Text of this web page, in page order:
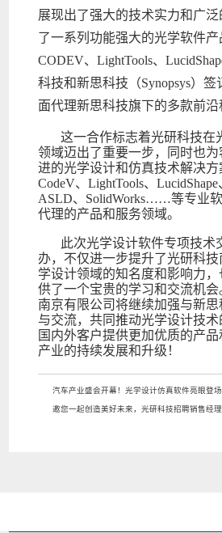
展现出了强大的技术实力和广
了一系列功能强大的光学软件
CODEV、LightTools、
科技和新思科技（Synopsys）
面代理新思科技旗下的多款前沿
这一合作标志着光研科技在
领域迈出了重要一步，同时也
进的光学设计和仿真技术解决
CodeV、LightTools、LucidShape
ASLD、SolidWorks……等专业
代理的产品和服务领域。
此次光学设计软件专项技术
办，不仅进一步提升了光研科
学设计领域的知名度和影响力
供了一个宝贵的学习和交流机
南京有限公司将继续加强与新
与交流，共同推动光学设计技
国内外客户提供更加优质的产
产业的持续发展和升级！
汽车产业盛会开幕！光学设计仿真软件亮眼登场
邀您一起创造美好未来，光研科技招聘销售经理